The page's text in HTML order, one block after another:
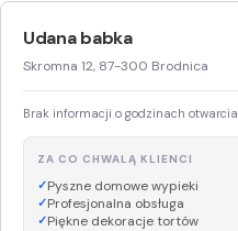
Udana babka
Skromna 12, 87-300 Brodnica
Brak informacji o godzinach otwarcia
ZA CO CHWALĄ KLIENCI
Pyszne domowe wypieki
Profesjonalna obsługa
Piękne dekoracje tortów